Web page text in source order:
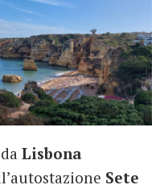
da Lisbona
Sete